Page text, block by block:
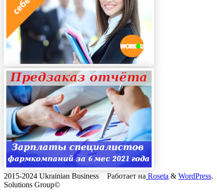
Работает на Roseta & WordPress.
2015-2024 Ukrainian Business
Solutions Group©